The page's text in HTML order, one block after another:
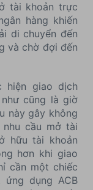
tài khoản trực
hàng khiến
di chuyển đến
và chờ đợi đến
hiện giao dịch
cũng là giờ
này gây không
cầu mở tài
hữu tài khoản
hơn khi giao
cần một chiếc
dụng ACB